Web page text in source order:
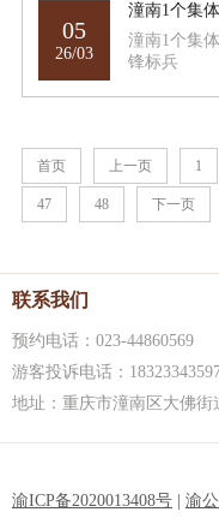
05
26/03
潼南1个集
锋标兵
首页 上一页 1
47 48 下一页
联系我们
预约电话：023-44860569
游客投诉电话：
地址：重庆市潼南区大佛街
渝ICP备2020013408号 渝